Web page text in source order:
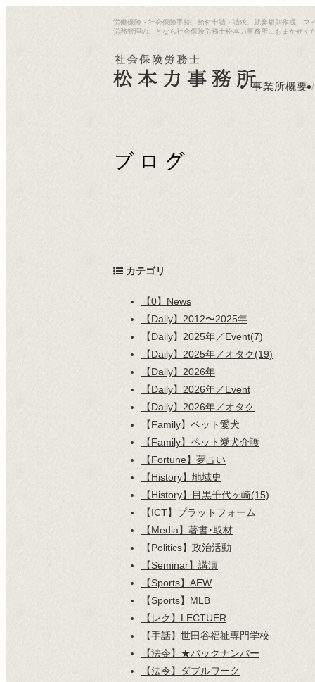
労働保険・社会保険手続、給付申請・請求、就業規則作成、マ
労務管理のことなら社会保険労務士松本力事務所におまかせく
事業所概要 /
カテゴリ
【0】News
【Daily】2012〜2025年
【Daily】2025年／Event(7)
【Daily】2025年／オタク(19)
【Daily】2026年
【Daily】2026年／Event
【Daily】2026年／オタク
【Family】ペット愛犬
【Family】ペット愛犬介護
【Fortune】夢占い
【History】地域史
【History】目黒千代ヶ崎(15)
【ICT】プラットフォーム
【Media】著書･取材
【Politics】政治活動
【Seminar】講演
【Sports】AEW
【Sports】MLB
【レク】LECTUER
【手話】世田谷福祉専門学校
【法令】★バックナンバー
【法令】ダブルワーク